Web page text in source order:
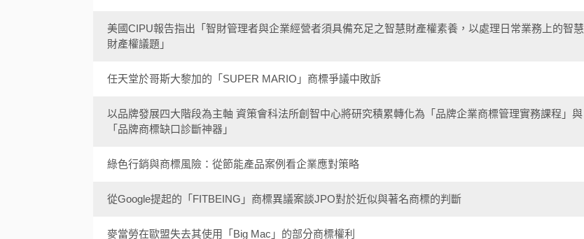
美國CIPU報告指出「智財管理者與企業經營者須具備充足之智慧財產權素養，以處理日常業務上的智慧
財產權議題」
任天堂於哥斯大黎加的「SUPER MARIO」商標爭議中敗訴
以品牌發展四大階段為主軸 資策會科法所創智中心將研究積累轉化為「品牌企業商標管理實務課程」與
「品牌商標缺口診斷神器」
綠色行銷與商標風險：從節能產品案例看企業應對策略
從Google提起的「FITBEING」商標異議案談JPO對於近似與著名商標的判斷
麥當勞在歐盟失去其使用「Big Mac」的部分商標權利